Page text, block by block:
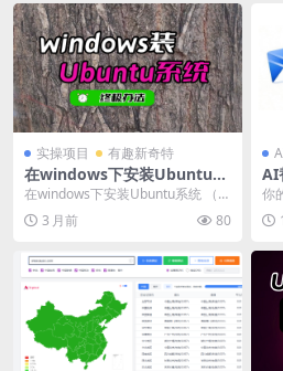
实操项目 有趣新奇特
在windows下安装Ubuntu系
统 （WSL2）
在windows下安装Ubuntu系统 （W
SL2）,目前的openclaw，H...
3 月前 80
AI
AI
手
你
件
楚